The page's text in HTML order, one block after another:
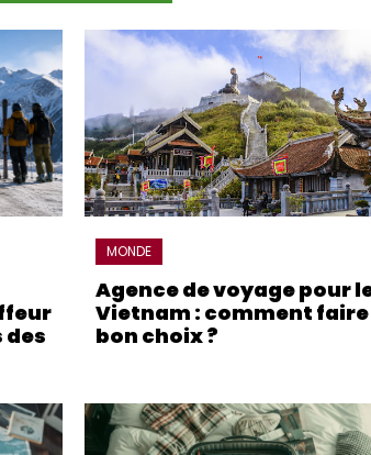
des
MONDE
Agence de voyage pour
Vietnam : comment faire
bon choix ?